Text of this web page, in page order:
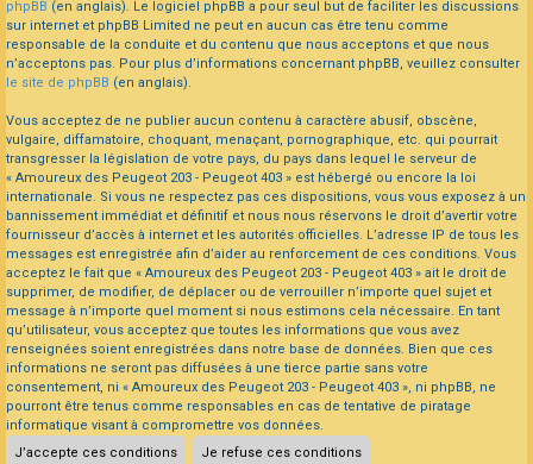
phpBB (en anglais). Le logiciel phpBB a pour seul but de faciliter les discussions
sur internet et phpBB Limited ne peut en aucun cas être tenu comme
responsable de la conduite et du contenu que nous acceptons et que nous
n’acceptons pas. Pour plus d’informations concernant phpBB, veuillez consulter
le site de phpBB (en anglais).
Vous acceptez de ne publier aucun contenu à caractère abusif, obscène,
vulgaire, diffamatoire, choquant, menaçant, pornographique, etc. qui pourrait
transgresser la législation de votre pays, du pays dans lequel le serveur de
« Amoureux des Peugeot 203 - Peugeot 403 » est hébergé ou encore la loi
internationale. Si vous ne respectez pas ces dispositions, vous vous exposez à un
bannissement immédiat et définitif et nous nous réservons le droit d’avertir votre
fournisseur d’accès à internet et les autorités officielles. L’adresse IP de tous les
messages est enregistrée afin d’aider au renforcement de ces conditions. Vous
acceptez le fait que « Amoureux des Peugeot 203 - Peugeot 403 » ait le droit de
supprimer, de modifier, de déplacer ou de verrouiller n’importe quel sujet et
message à n’importe quel moment si nous estimons cela nécessaire. En tant
qu’utilisateur, vous acceptez que toutes les informations que vous avez
renseignées soient enregistrées dans notre base de données. Bien que ces
informations ne seront pas diffusées à une tierce partie sans votre
consentement, ni « Amoureux des Peugeot 203 - Peugeot 403 », ni phpBB, ne
pourront être tenus comme responsables en cas de tentative de piratage
informatique visant à compromettre vos données.